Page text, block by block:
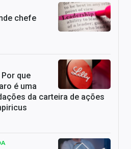
chefe
Por que
é uma
da carteira de ações